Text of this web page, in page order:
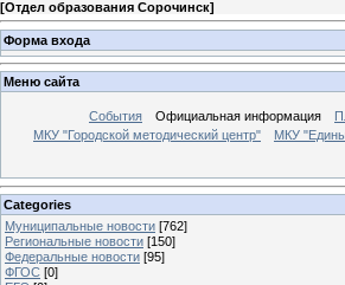
[Отдел образования Сорочинск]
Форма входа
Меню сайта
События Официальная информация
МКУ "Городской методический центр"
МКУ
Categories
Муниципальные новости [762]
Региональные новости [150]
Федеральные новости [95]
ФГОС [0]